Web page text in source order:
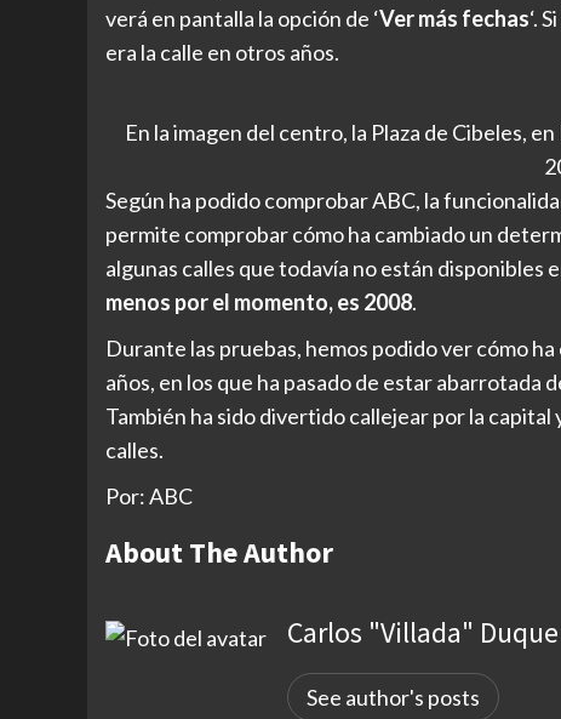
verá en pantalla la opción de ‘Ver más fechas‘.
era la calle en otros años.
En la imagen del centro, la Plaza de Cibeles,
Según ha podido comprobar ABC, la
permite comprobar cómo ha cambiado un
algunas calles que todavía no están disponibles
menos por el momento, es 2008.
Durante las pruebas, hemos podido ver cómo
años, en los que ha pasado de estar abarrotada
También ha sido divertido callejear por la capital
calles.
Por: ABC
About The Author
Carlos "Villada" Duque
See author's posts